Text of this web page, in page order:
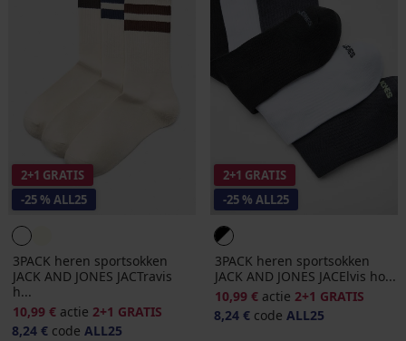
2+1 GRATIS
-25 % ALL25
3PACK heren sportsokken
JACK AND JONES JACTravis
h...
10,99 € actie 2+1 GRATIS
8,24 € code ALL25
2+1 GRATIS
-25 % ALL25
3PACK heren sportsokken
JACK AND JONES JACElvis ho...
10,99 € actie 2+1 GRATIS
8,24 € code ALL25